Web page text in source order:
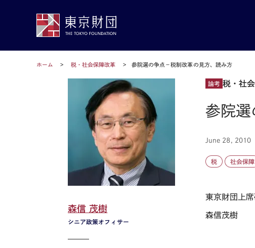
ホーム 税・社会保障改革 参院選の争点－税制改革の見方、読み方
論考 税・社
参院選
June 28, 2010
税 社会保障
東京財団上
森信茂樹
シニア政策オフィサー
森信 茂樹